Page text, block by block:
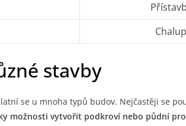
stavby
se u mnoha typů budov. Nejčastěji se
možnosti vytvořit podkroví nebo půdní